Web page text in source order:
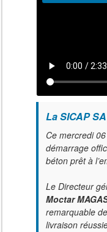
La SICAP
Ce mercredi
démarrage
béton prêt à
Le Directeur
Moctar
remarquable
livraison